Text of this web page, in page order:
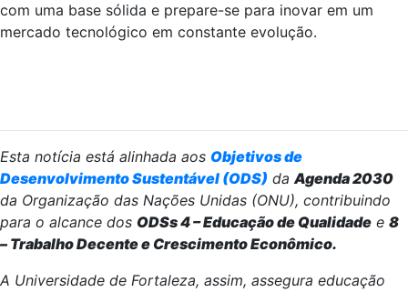
com uma base sólida e prepare-se para inovar em um
mercado tecnológico em constante evolução.
Esta notícia está alinhada aos Objetivos de
Desenvolvimento Sustentável (ODS) daAgenda 2030
da Organização das Nações Unidas (ONU), contribuindo
para o alcance dos ODSs 4 – Educação de Qualidade e 8
– Trabalho Decente e Crescimento Econômico.
A Universidade de Fortaleza, assim, assegura educação